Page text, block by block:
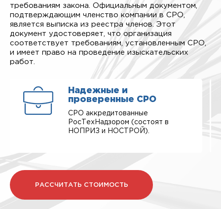
требованиям закона. Официальным документом,
подтверждающим членство компании в СРО,
является выписка из реестра членов. Этот
документ удостоверяет, что организация
соответствует требованиям, установленным СРО,
и имеет право на проведение изыскательских
работ.
Надежные и
проверенные СРО
СРО аккредитованные
РосТехНадзором (состоят в
НОПРИЗ и НОСТРОЙ).
РАССЧИТАТЬ СТОИМОСТЬ